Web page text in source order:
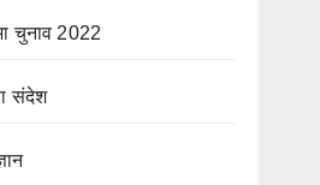
चुनाव 2022
संदेश